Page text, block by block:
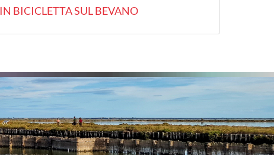
IN BICICLETTA SUL BEVANO